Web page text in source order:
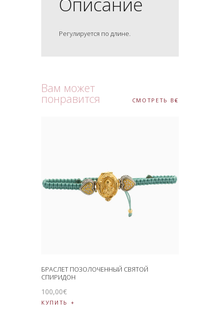
Регулируется по длине.
Вам может
понравится СМОТРЕТЬ ВСЕ
БРАСЛЕТ ПОЗОЛОЧЕННЫЙ СВЯТОЙ
СПИРИДОН
100,00€
КУПИТЬ